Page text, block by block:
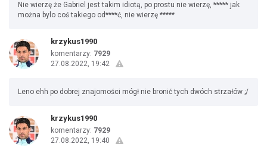
Nie wierzę że Gabriel jest takim idiotą, po prostu nie wierzę, ***** jak
można bylo coś takiego od****ć, nie wierzę *****
krzykus1990
komentarzy: 7929
27.08.2022, 19:42
Leno ehh po dobrej znajomości mógł nie bronić tych dwóch strzałów ;/
krzykus1990
komentarzy: 7929
27.08.2022, 19:40